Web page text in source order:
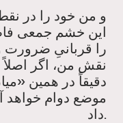
و من خود را در
این خشم جمعی
را قربانیِ ضرورت
نقش من، اگر
دقیقاً در همین
موضع دوام خواهد
داد.